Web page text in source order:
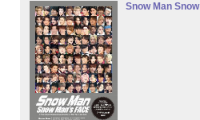
Snow Man